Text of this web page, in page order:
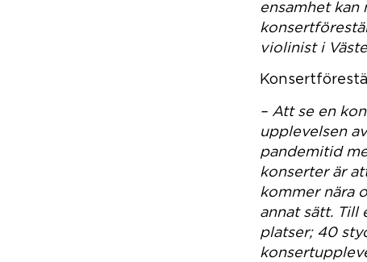
ensamhet kan
violinist i
– Att se en
upplevelsen
pandemitid
konserter är
kommer nära
annat sätt. Till
platser; 40